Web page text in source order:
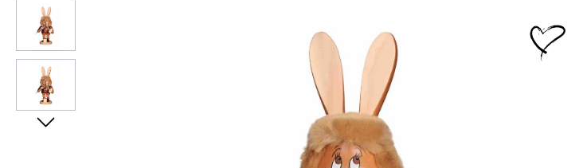
Bildergalerie überspringen